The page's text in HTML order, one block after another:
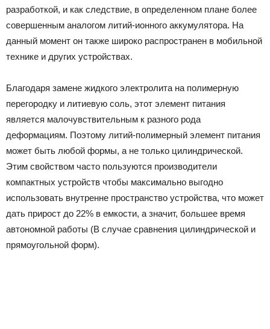
разработкой, и как следствие, в определенном плане более
совершенным аналогом литий-ионного аккумулятора. На
данный момент он также широко распространен в мобильной
технике и других устройствах.
Благодаря замене жидкого электролита на полимерную
перегородку и литиевую соль, этот элемент питания
является малочувствительным к разного рода
деформациям. Поэтому литий-полимерный элемент питания
может быть любой формы, а не только цилиндрической.
Этим свойством часто пользуются производители
компактных устройств чтобы максимально выгодно
использовать внутренне пространство устройства, что может
дать прирост до 22% в емкости, а значит, большее время
автономной работы (В случае сравнения цилиндрической и
прямоугольной форм).